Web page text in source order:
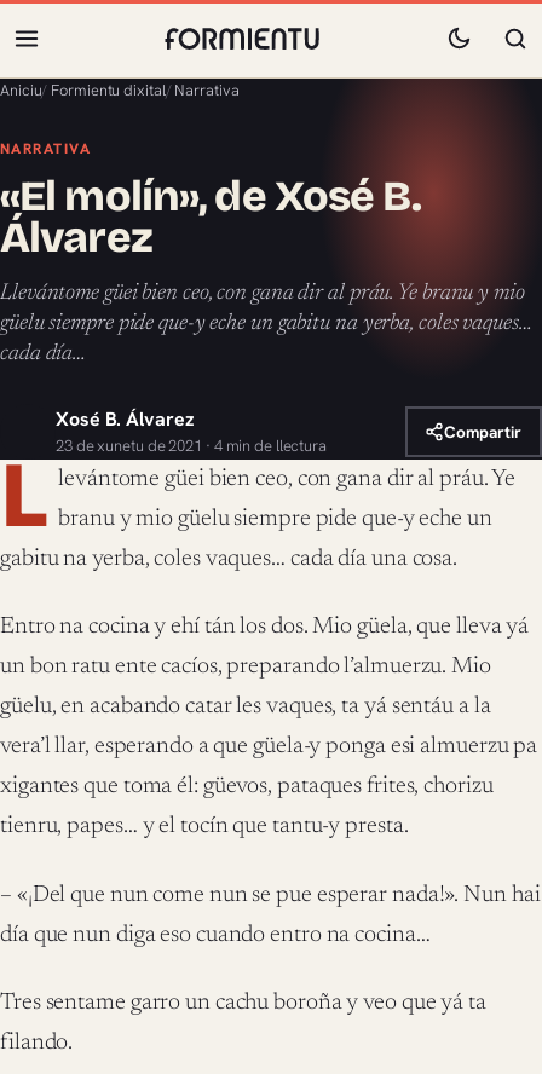
Aniciu/ Formientu dixital/ Narrativa
NARRATIVA
«El molín», de Xosé B.
Álvarez
Llevántome güei bien ceo, con gana dir al práu. Ye branu y mio
güelu siempre pide que-y eche un gabitu na yerba, coles vaques…
cada día…
Xosé B. Álvarez
23 de xunetu de 2021 · 4 min de llectura
Compartir
L levántome güei bien ceo, con gana dir al práu. Ye
branu y mio güelu siempre pide que-y eche un
gabitu na yerba, coles vaques… cada día una cosa.
Entro na cocina y ehí tán los dos. Mio güela, que lleva yá
un bon ratu ente cacíos, preparando l’almuerzu. Mio
güelu, en acabando catar les vaques, ta yá sentáu a la
vera’l llar, esperando a que güela-y ponga esi almuerzu pa
xigantes que toma él: güevos, pataques frites, chorizu
tienru, papes… y el tocín que tantu-y presta.
– «¡Del que nun come nun se pue esperar nada!». Nun hai
día que nun diga eso cuando entro na cocina…
Tres sentame garro un cachu boroña y veo que yá ta
filando.